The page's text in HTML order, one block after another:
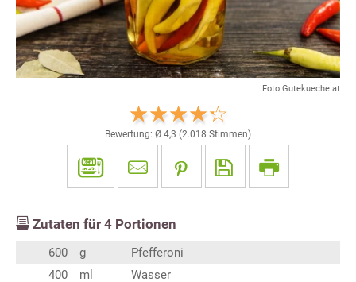
Foto Gutekueche.at
Bewertung: Ø 4,3 (2.018 Stimmen)
Zutaten für 4 Portionen
600 g
Pfefferoni
400
ml
Wasser